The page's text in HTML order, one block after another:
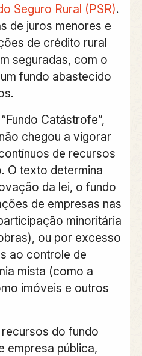
Seguro Rural (PSR).
de juros menores e
de crédito rural
seguradas, com o
fundo abastecido
Catástrofe”,
chegou a vigorar
de recursos
O texto determina
da lei, o fundo
de empresas nas
minoritária
ou por excesso
ao controle de
mista (como a
imóveis e outros
do fundo
empresa pública,